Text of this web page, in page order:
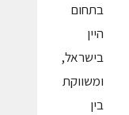
בתחום
היין
בישראל,
ומשווקת
בין